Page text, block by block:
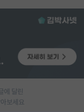
에 달린
보세요